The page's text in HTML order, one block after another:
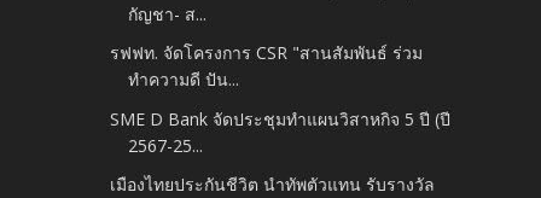
กัญชา- ส...
รฟฟท. จัดโครงการ CSR "สานสัมพันธ์ ร่วม
ทำความดี ปัน...
SME D Bank จัดประชุมทำแผนวิสาหกิจ 5 ปี (ปี
2567-25...
เมืองไทยประกันชีวิต นำทัพตัวแทน รับรางวัล